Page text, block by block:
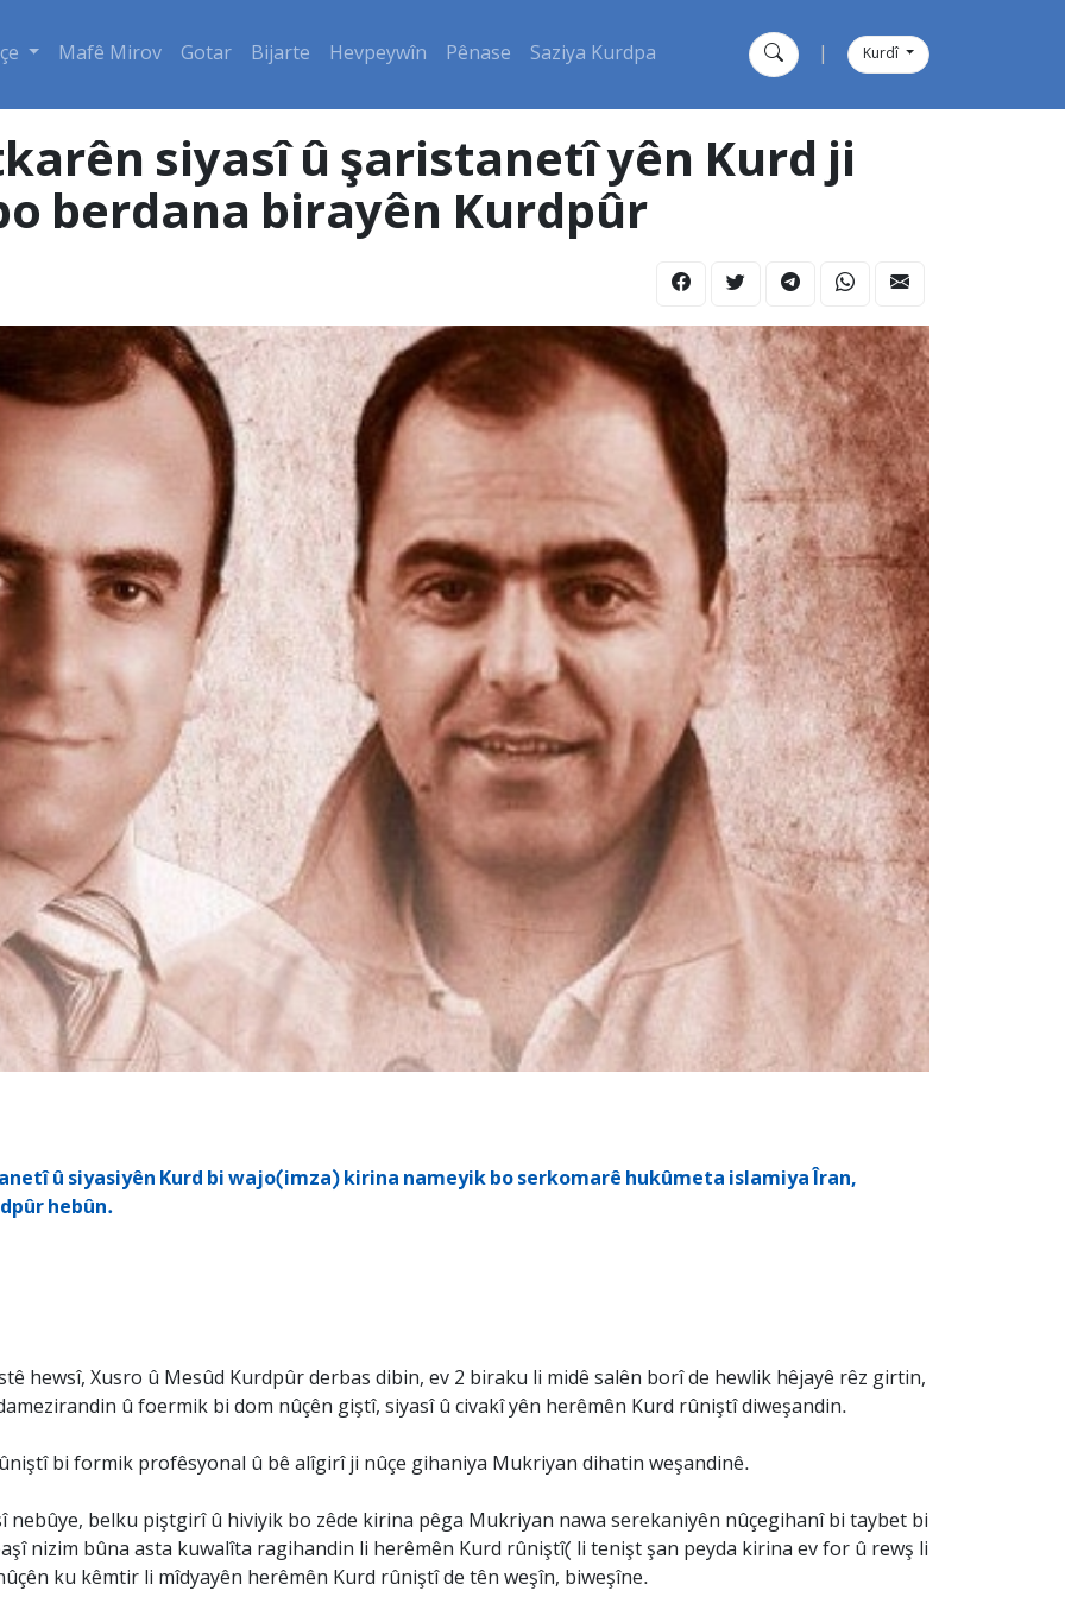
Mafê Mirov Gotar Bijarte Hevpeywîn Pênase Saziya Kurdpa Kurdî
siyasî û şaristanetî yên Kurd ji
berdana birayên Kurdpûr
û siyasiyên Kurd bi wajo(imza) kirina nameyik bo serkomarê hukûmeta islamiya Îran,
hebûn.
hewsî, Xusro û Mesûd Kurdpûr derbas dibin, ev 2 biraku li midê salên borî de hewlik hêjayê rêz girtin,
û foermik bi dom nûçên giştî, siyasî û civakî yên herêmên Kurd rûniştî diweşandin.
bi formik profêsyonal û bê alîgirî ji nûçe gihaniya Mukriyan dihatin weşandinê.
belku piştgirî û hiviyik bo zêde kirina pêga Mukriyan nawa serekaniyên nûçegihanî bi taybet bi
nizim bûna asta kuwalîta ragihandin li herêmên Kurd rûniştî( li tenişt şan peyda kirina ev for û rewş li
ku kêmtir li mîdyayên herêmên Kurd rûniştî de tên weşîn, biweşîne.